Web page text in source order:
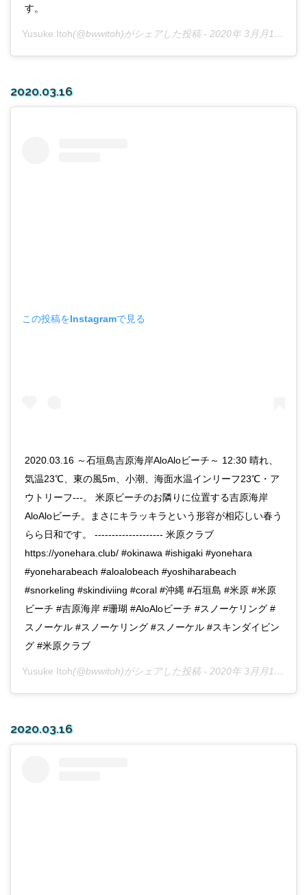
す。
Yusuke Itoh(@bwwitoh)がシェアした投稿 - 2020年 3月月15日午後10時15分PDT
2020.03.16
この投稿をInstagramで見る
2020.03.16 ～石垣島吉原海岸AloAloビーチ～ 12:30 晴れ、
気温23℃、東の風5m、小潮、海面水温インリーフ23℃・ア
ウトリーフ---。 米原ビーチのお隣りに位置する吉原海岸
AloAloビーチ。まさにキラッキラという形容が相応しい春う
らら日和です。 -------------------- 米原クラブ
https://yonehara.club/ #okinawa #ishigaki #yonehara
#yoneharabeach #aloalobeach #yoshiharabeach
#snorkeling #skindiviing #coral #沖縄 #石垣島 #米原 #米原
ビーチ #吉原海岸 #珊瑚 #AloAloビーチ #スノーケリング #
スノーケル #スノーケリング #スノーケル #スキンダイビン
グ #米原クラブ
Yusuke Itoh(@bwwitoh)がシェアした投稿 - 2020年 3月月15日午後8時57分PDT
2020.03.16